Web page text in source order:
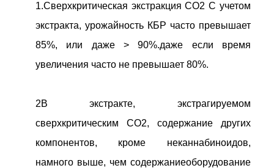
1.Сверхкритическая экстракция CO2 С учетом
экстракта, урожайность КБР часто превышает
85%, или даже > 90%.даже если время
увеличения часто не превышает 80%.
2В экстракте, экстрагируемом
сверхкритическим CO2, содержание других
компонентов, кроме неканнабиноидов,
намного выше, чем содержаниеоборудование